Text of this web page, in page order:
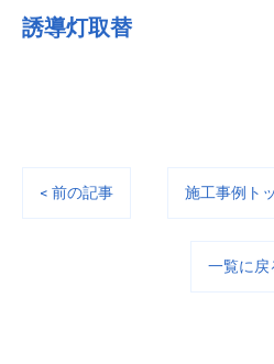
誘導灯取替
< 前の記事 施工事例ト
一覧に戻